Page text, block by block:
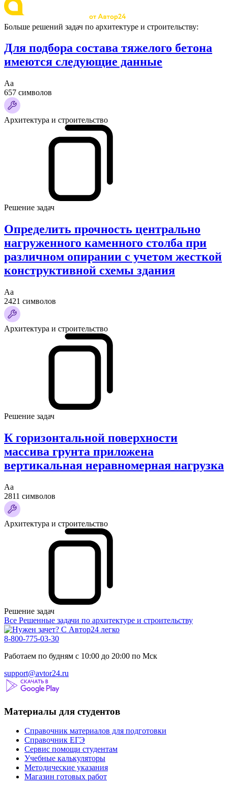
Больше решений задач по архитектуре и строительству:
Для подбора состава тяжелого бетона
имеются следующие данные
Аа
657 символов
Архитектура и строительство
Решение задач
Определить прочность центрально
нагруженного каменного столба при
различном опирании с учетом жесткой
конструктивной схемы здания
Аа
2421 символов
Архитектура и строительство
Решение задач
К горизонтальной поверхности
массива грунта приложена
вертикальная неравномерная нагрузка
Аа
2811 символов
Архитектура и строительство
Решение задач
Все Решенные задачи по архитектуре и строительству
8-800-775-03-30
Работаем по будням с 10:00 до 20:00 по Мск
support@avtor24.ru
Материалы для студентов
Справочник материалов для подготовки
Справочник ЕГЭ
Сервис помощи студентам
Учебные калькуляторы
Методические указания
Магазин готовых работ